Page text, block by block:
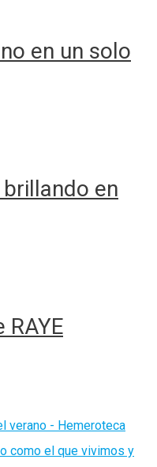
en un solo
en
verano - Hemeroteca
como el que vivimos y